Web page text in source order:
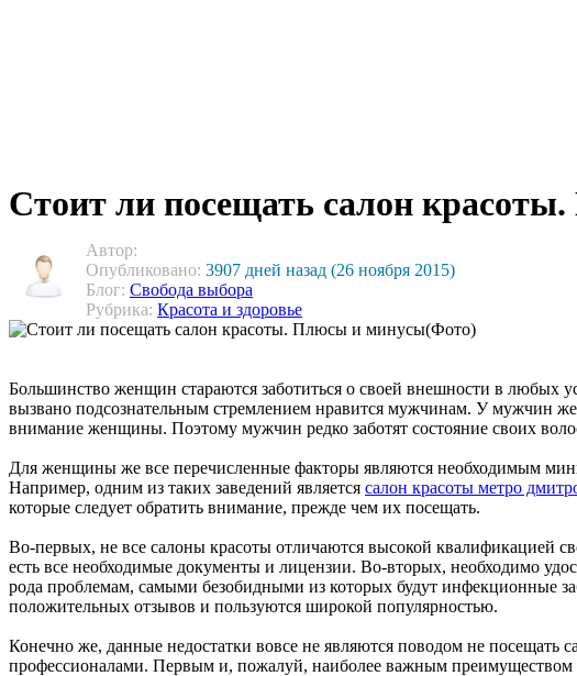
Стоит ли посещать салон
Автор:
Опубликовано: 3907 дней назад (26 ноября 2015)
Блог: Свобода выбора
Рубрика: Красота и здоровье
Большинство женщин стараются заботиться о своей внешности в любых
вызвано подсознательным стремлением нравится мужчинам. У мужчин
внимание женщины. Поэтому мужчин редко заботят состояние своих
Для женщины же все перечисленные факторы являются необходимым
Например, одним из таких заведений является салон красоты метро
которые следует обратить внимание, прежде чем их посещать.
Во-первых, не все салоны красоты отличаются высокой квалификацией
есть все необходимые документы и лицензии. Во-вторых, необходимо
рода проблемам, самыми безобидными из которых будут инфекционные
положительных отзывов и пользуются широкой популярностью.
Конечно же, данные недостатки вовсе не являются поводом не
профессионалами. Первым и, пожалуй, наиболее важным преимуществом